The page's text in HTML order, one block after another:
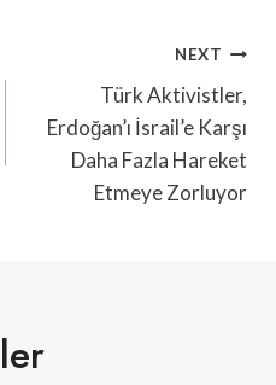
NEXT
Türk Aktivistler,
Erdoğan’ı İsrail’e Karşı
Daha Fazla Hareket
Etmeye Zorluyor